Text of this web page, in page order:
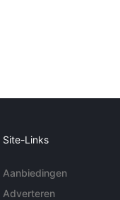
Site-Links
Aanbiedingen
Adverteren